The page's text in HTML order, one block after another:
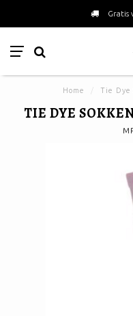
Gratis
Home Tie Dye
TIE DYE